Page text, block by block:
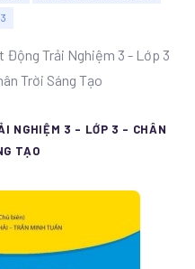
Động Trải Nghiệm 3 - Lớp 3
Trời Sáng Tạo
NGHIỆM 3 - LỚP 3 - CHÂN
TẠO